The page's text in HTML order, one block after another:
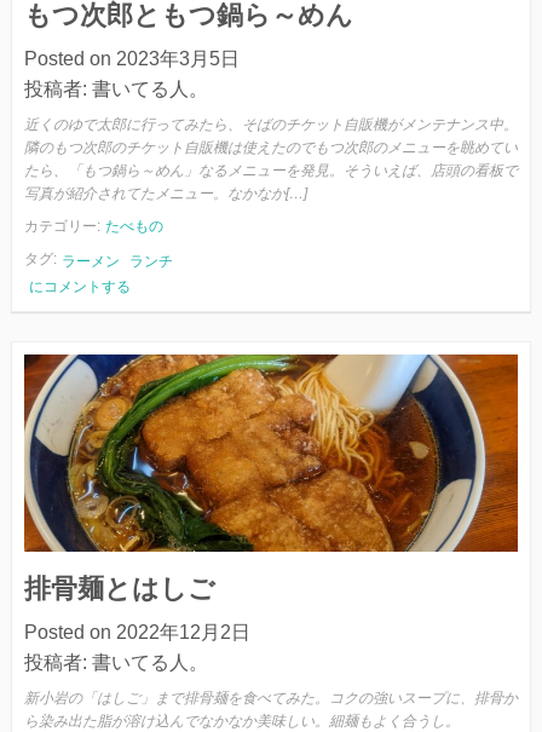
もつ次郎ともつ鍋ら～めん
Posted on 2023年3月5日
投稿者: 書いてる人。
近くのゆで太郎に行ってみたら、そばのチケット自販機がメンテナンス中。
隣のもつ次郎のチケット自販機は使えたのでもつ次郎のメニューを眺めてい
たら、「もつ鍋ら～めん」なるメニューを発見。そういえば、店頭の看板で
写真が紹介されてたメニュー。なかなか[…]
カテゴリー: たべもの
タグ: ラーメン
ランチ
も
つ
郎
と
も
つ
鍋
ら
～
め
ん
にコメントする
排骨麺とはしご
Posted on 2022年12月2日
投稿者: 書いてる人。
新小岩の「はしご」まで排骨麺を食べてみた。コクの強いスープに、排骨か
ら染み出た脂が溶け込んでなかなか美味しい。細麺もよく合うし。